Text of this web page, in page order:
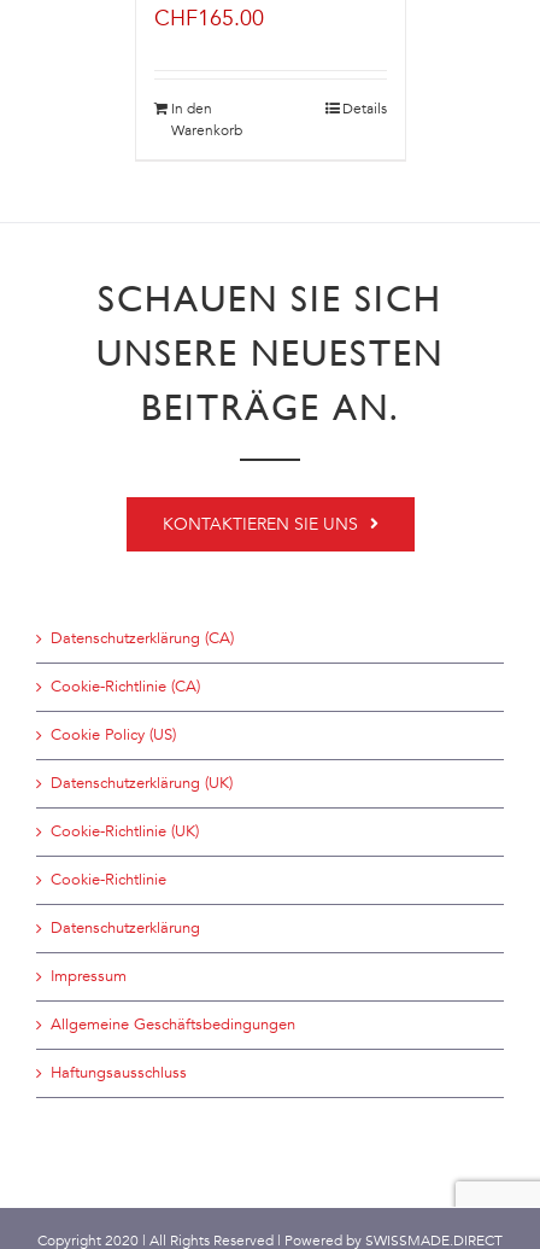
CHF165.00
In den
Warenkorb
Details
SCHAUEN SIE SICH
UNSERE NEUESTEN
BEITRÄGE AN.
KONTAKTIEREN SIE UNS
Datenschutzerklärung (CA)
Cookie-Richtlinie (CA)
Cookie Policy (US)
Datenschutzerklärung (UK)
Cookie-Richtlinie (UK)
Cookie-Richtlinie
Datenschutzerklärung
Impressum
Allgemeine Geschäftsbedingungen
Haftungsausschluss
Copyright 2020 | All Rights Reserved | Powered by SWISSMADE.DIRECT